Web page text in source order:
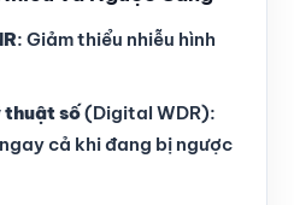
: Giảm thiểu nhiễu hình
thuật số(Digital WDR):
cả khi đang bị ngược